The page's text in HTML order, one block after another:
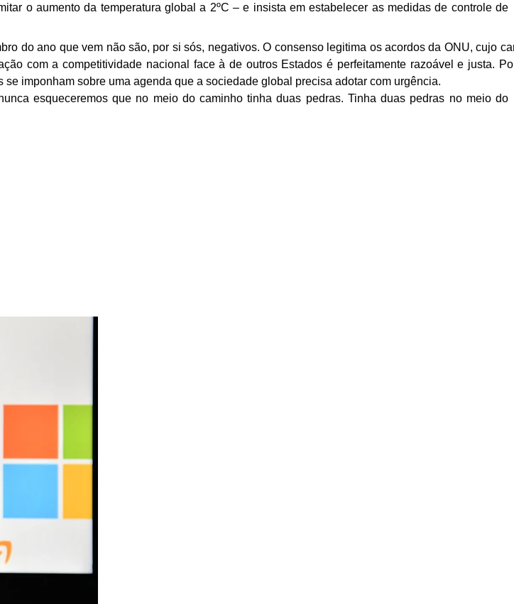
o aumento da temperatura global a 2ºC – e insista em estabelecer asmedidas de controle de
do ano que vem não são, por si sós, negativos. O consenso legitima os acordos da ONU, cujo
com a competitividade nacional face à de outros Estados é perfeitamente razoável e justa.
imponham sobre uma agenda que a sociedade global precisa adotar com urgência.
esqueceremos que no meio do caminho tinha duas pedras. Tinha duas pedras no meio do